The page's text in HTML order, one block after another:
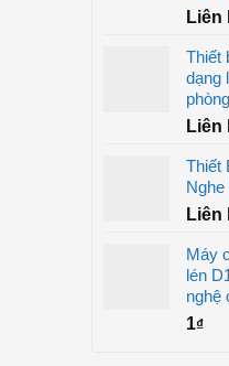
Liên
Thiết
dạng
phòng
Liên
Thiết
Nghe
Liên
Máy
lén
nghệ
1₫